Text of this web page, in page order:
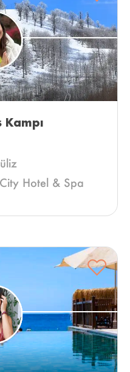
Kampı
Hotel & Spa